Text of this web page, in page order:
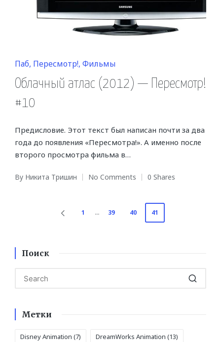
Posted
in
Паб Пересмотр! Фильмы
Облачный атлас (2012) — Пересмотр!
#10
Предисловие. Этот текст был написан почти за два
года до появления «Пересмотра!». А именно после
второго просмотра фильма в…
Posted
By Никита Тришин No Comments 0 Shares
Навигация
записям
PREVIOUS
1 … 39 40 41
Поиск
Метки
Disney Animation (7) DreamWorks Animation (13)